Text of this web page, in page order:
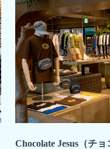
Chocolate Jesus（チョ